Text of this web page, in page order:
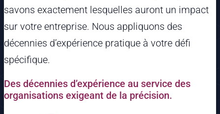
savons exactement lesquelles auront un impact
sur votre entreprise. Nous appliquons des
décennies d’expérience pratique à votre défi
spécifique.
Des décennies d’expérience au service des
organisations exigeant de la précision.